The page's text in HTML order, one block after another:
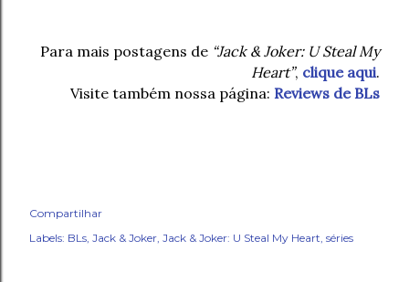
Para mais postagens de “Jack & Joker: U Steal My
Heart”, clique aqui.
Visite também nossa página: Reviews de BLs
Compartilhar
Labels: BLs Jack & Joker Jack & Joker: U Steal My Heart séries